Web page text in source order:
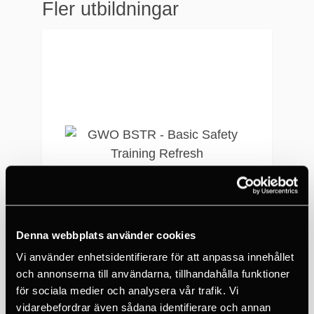
Denna webbplats använder cookies
Vi använder enhetsidentifierare för att anpassa innehållet
och annonserna till användarna, tillhandahålla funktioner
för sociala medier och analysera vår trafik. Vi
vidarebefordrar även sådana identifierare och annan
och engelska.
4 max 12 deltagare.
Kursmoment
Normer och lagar för
arbetsgivare och
arbetstagare
Risker, fall, ras m.m.
Fler utbildningar
GWO BSTR - Basic Safety Training Refresh
14 875 SEK